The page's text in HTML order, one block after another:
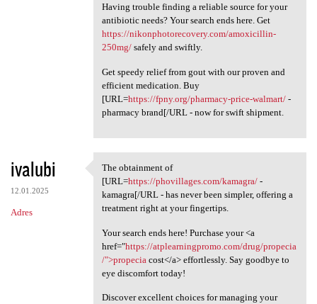
Having trouble finding a reliable source for your
antibiotic needs? Your search ends here. Get
https://nikonphotorecovery.com/amoxicillin-
250mg/safely and swiftly.
Get speedy relief from gout with our proven and
efficient medication. Buy
[URL=https://fpny.org/pharmacy-price-walmart/-
pharmacy brand[/URL - now for swift shipment.
ivalubi
12.01.2025
Adres
The obtainment of [URL=https:
The obtainment of
[URL=https://phovillages.com/kamagra/-
kamagra[/URL - has never been simpler, offering a
treatment right at your fingertips.
Your search ends here! Purchase your <a
href="https://atplearningpromo.com/drug/propecia
/">propecia cost</a> effortlessly. Say goodbye to
eye discomfort today!
Discover excellent choices for managing your